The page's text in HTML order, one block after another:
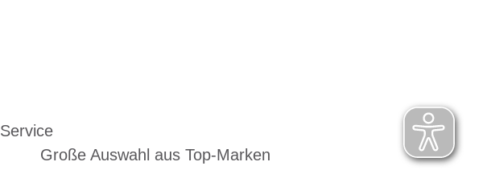
Service
Große Auswahl aus Top-Marken